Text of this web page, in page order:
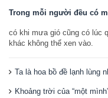
Trong mỗi người đều có
có khi mưa gió cũng có lúc
khác không thể xen vào.
Ta là hoa bồ đề lạnh lùng
Khoảng trời của “một